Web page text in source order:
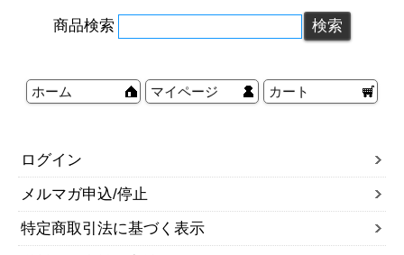
商品検索
ホーム マイページ カート
ログイン
メルマガ申込/停止
特定商取引法に基づく表示